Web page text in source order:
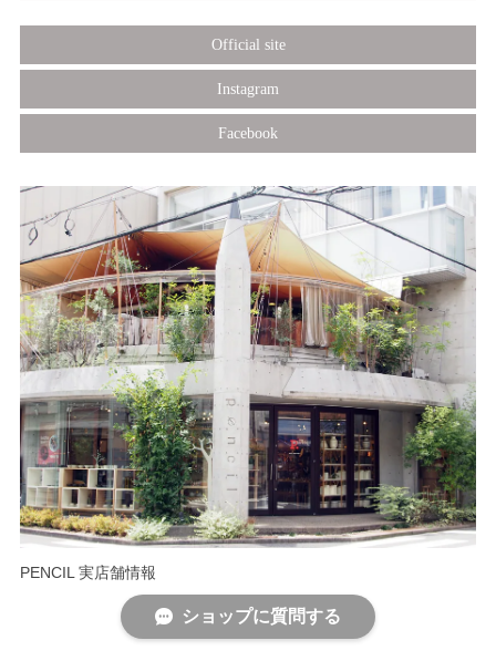
Official site
Instagram
Facebook
PENCIL 実店舗情報
ショップに質問する